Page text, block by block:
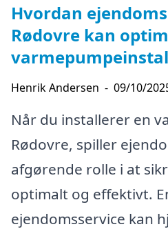
Hvordan
Rødovre kan
Henrik Andersen - 09/10/
Når du installerer en
Rødovre, spiller
afgørende rolle i at
optimalt og effektivt.
ejendomsservice kan